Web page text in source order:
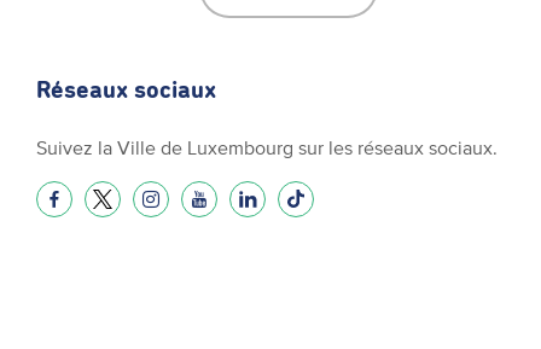
Réseaux sociaux
Suivez la Ville de Luxembourg sur les réseaux sociaux.